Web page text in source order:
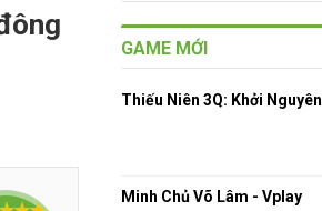
GAME MỚI
Thiếu Niên 3Q: Khởi Nguyên
Minh Chủ Võ Lâm - Vplay